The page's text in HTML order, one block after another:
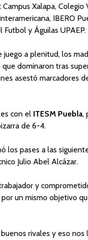
Xalapa, Colegio
IBERO
y Águilas UPAEP.
a plenitud, los
dominaron tras
asestó marcadores
con el ITESM Puebla,
de 6-4.
los pases a las
Julio Abel Alcázar.
y
un mismo objetivo
rivales y eso nos